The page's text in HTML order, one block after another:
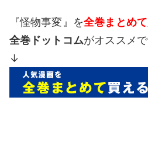
『怪物事変』を全巻まとめて
全巻ドットコムがオススメで
↓